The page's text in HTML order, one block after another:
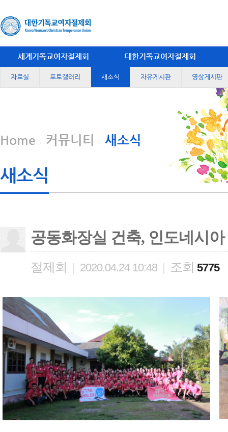
세계기독교여자절제회 대한기독교여자절제회
자료실 포토갤러리 새소식 자유게시판 영상게시판
Home 커뮤니티 새소식
새소식
공동화장실 건축, 인도네시아
절제회 | 2020.04.24 10:48 | 조회 5775